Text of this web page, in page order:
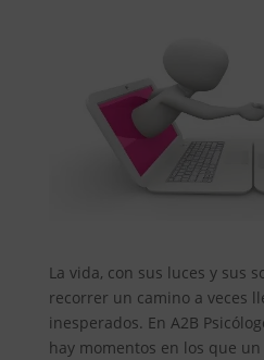
La vida, con sus luces y sus
recorrer un camino a veces
inesperados. En A2B
hay momentos en los que